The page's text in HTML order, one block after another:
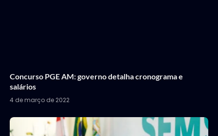
Concurso PGE AM: governo detalha cronograma e
salários
4 de março de 2022